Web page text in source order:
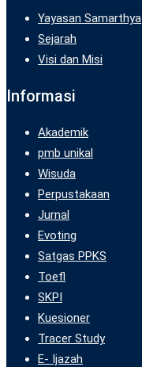
Yayasan Samarthya
Sejarah
Visi dan Misi
Informasi
Akademik
pmb unikal
Wisuda
Perpustakaan
Jurnal
Evoting
Satgas PPKS
Toefl
SKPI
Kuesioner
Tracer Study
E- Ijazah